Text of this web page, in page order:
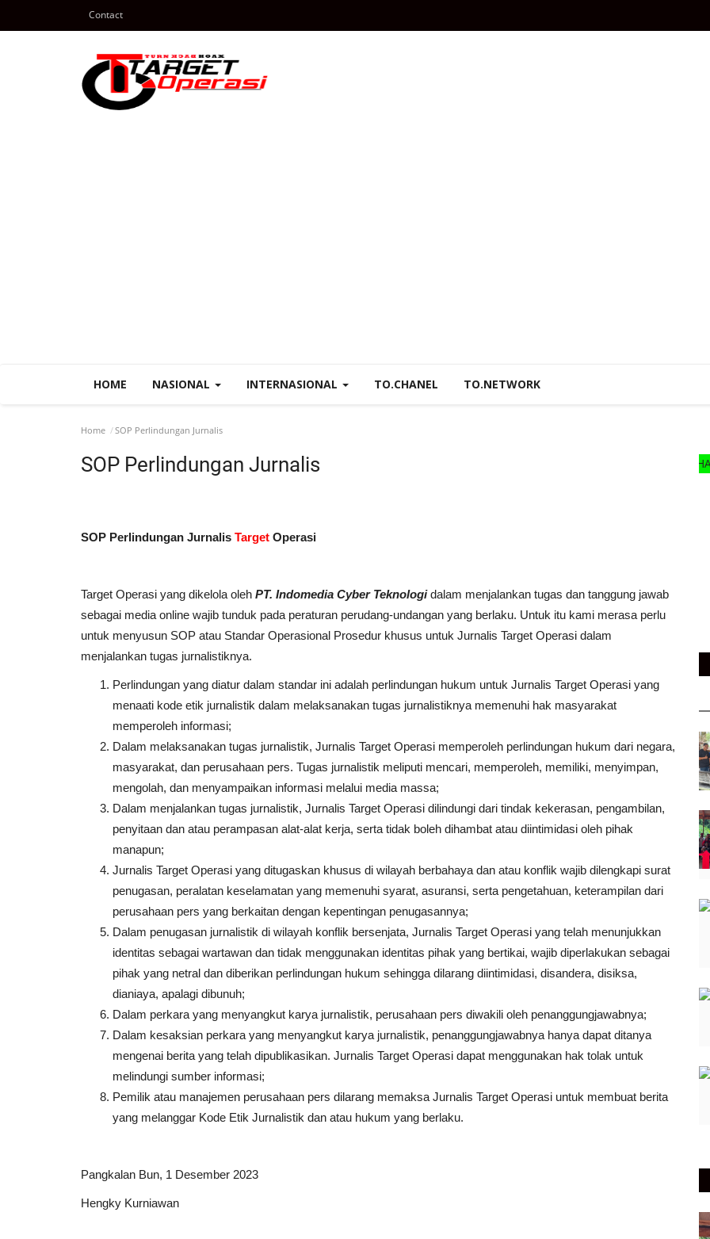
Contact
HOME NASIONAL INTERNASIONAL TO.CHANEL TO.NETWORK
Home SOP Perlindungan Jurnalis
SOP Perlindungan Jurnalis
SOP Perlindungan Jurnalis Target Operasi
Target Operasi yang dikelola oleh PT. Indomedia Cyber Teknologidalam menjalankan tugas dan tanggung jawab
sebagai media online wajib tunduk pada peraturan perudang-undangan yang berlaku. Untuk itu kami merasa perlu
untuk menyusun SOP atau Standar Operasional Prosedur khusus untuk Jurnalis Target Operasi dalam
menjalankan tugas jurnalistiknya.
Perlindungan yang diatur dalam standar ini adalah perlindungan hukum untuk Jurnalis Target Operasi yang
menaati kode etik jurnalistik dalam melaksanakan tugas jurnalistiknya memenuhi hak masyarakat
memperoleh informasi;
Dalam melaksanakan tugas jurnalistik, Jurnalis Target Operasi memperoleh perlindungan hukum dari negara,
masyarakat, dan perusahaan pers. Tugas jurnalistik meliputi mencari, memperoleh, memiliki, menyimpan,
mengolah, dan menyampaikan informasi melalui media massa;
Dalam menjalankan tugas jurnalistik, Jurnalis Target Operasi dilindungi dari tindak kekerasan, pengambilan,
penyitaan dan atau perampasan alat-alat kerja, serta tidak boleh dihambat atau diintimidasi oleh pihak
manapun;
Jurnalis Target Operasi yang ditugaskan khusus di wilayah berbahaya dan atau konflik wajib dilengkapi surat
penugasan, peralatan keselamatan yang memenuhi syarat, asuransi, serta pengetahuan, keterampilan dari
perusahaan pers yang berkaitan dengan kepentingan penugasannya;
Dalam penugasan jurnalistik di wilayah konflik bersenjata, Jurnalis Target Operasi yang telah menunjukkan
identitas sebagai wartawan dan tidak menggunakan identitas pihak yang bertikai, wajib diperlakukan sebagai
pihak yang netral dan diberikan perlindungan hukum sehingga dilarang diintimidasi, disandera, disiksa,
dianiaya, apalagi dibunuh;
Dalam perkara yang menyangkut karya jurnalistik, perusahaan pers diwakili oleh penanggungjawabnya;
Dalam kesaksian perkara yang menyangkut karya jurnalistik, penanggungjawabnya hanya dapat ditanya
mengenai berita yang telah dipublikasikan. Jurnalis Target Operasi dapat menggunakan hak tolak untuk
melindungi sumber informasi;
Pemilik atau manajemen perusahaan pers dilarang memaksa Jurnalis Target Operasi untuk membuat berita
yang melanggar Kode Etik Jurnalistik dan atau hukum yang berlaku.
Pangkalan Bun, 1 Desember 2023
Hengky Kurniawan
DAPARKAN HARGA